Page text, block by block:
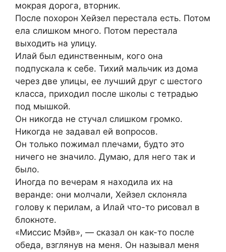
мокрая дорога, вторник.
После похорон Хейзел перестала есть. Потом
ела слишком много. Потом перестала
выходить на улицу.
Илай был единственным, кого она
подпускала к себе. Тихий мальчик из дома
через две улицы, ее лучший друг с шестого
класса, приходил после школы с тетрадью
под мышкой.
Он никогда не стучал слишком громко.
Никогда не задавал ей вопросов.
Он только пожимал плечами, будто это
ничего не значило. Думаю, для него так и
было.
Иногда по вечерам я находила их на
веранде: они молчали, Хейзел склоняла
голову к перилам, а Илай что-то рисовал в
блокноте.
«Миссис Мэйв», — сказал он как-то после
обеда, взглянув на меня. Он называл меня